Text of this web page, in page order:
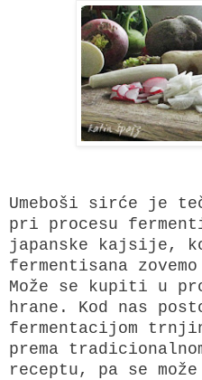
Umeboši sirće
je
pri procesu
japanske kajsije,
fermentisana
Može se kupiti u
hrane. Kod nas
fermentacijom
prema
receptu, pa se